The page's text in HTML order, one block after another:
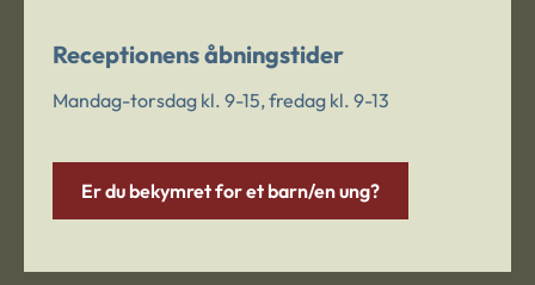
Receptionens åbningstider
Mandag-torsdag kl. 9-15, fredag kl. 9-13
Er du bekymret for et barn/en ung?